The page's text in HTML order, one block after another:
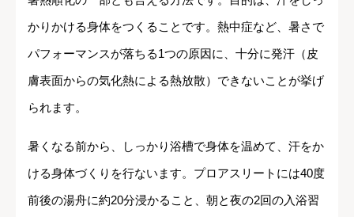
かりかける身体をつくることです。熱中症など、暑さで
パフォーマンスが落ちる1つの原因に、十分に発汗（皮
膚表面からの気化熱による熱放散）できないことが挙げ
られます。
暑くなる前から、しっかり浴槽で身体を温めて、汗をか
ける身体づくりを行ないます。プロアスリートには40度
前後の湯舟に約20分浸かること、朝と夜の2回の入浴習